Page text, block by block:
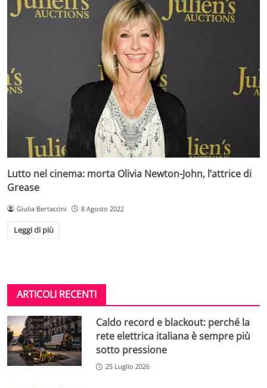
Lutto nel cinema: morta Olivia Newton-John, l’attrice di
Grease
Giulia Bertaccini 8 Agosto 2022
Leggi di più
ARTICOLI RECENTI
Caldo record e blackout: perché la
rete elettrica italiana è sempre più
sotto pressione
25 Luglio 2026